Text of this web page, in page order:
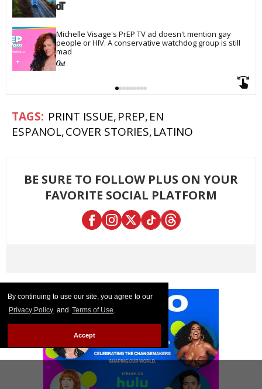
By continuing to use our site, you agree to our
Privacy Policy and Terms of Use.
Accept
Michelle Visage's PrEP TV ad doesn't mention gay
people or HIV. A conservative watchdog group is still
mad
PRINT ISSUE PREP EN
ESPANOL COVER STORIES LATINO
BE SURE TO FOLLOW PLUS ON YOUR
FAVORITE SOCIAL PLATFORM